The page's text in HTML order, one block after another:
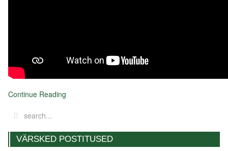
Continue Reading
VÄRSKED POSTITUSED